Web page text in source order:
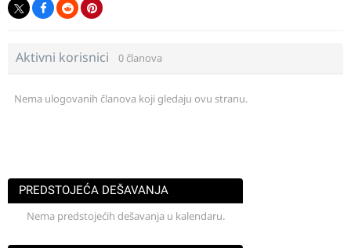
Aktivni korisnici 0 članova
Nema ulogovanih članova koji gledaju ovu stranu.
PREDSTOJEĆA DEŠAVANJA
Nema predstojećih dešavanja u kalendaru.